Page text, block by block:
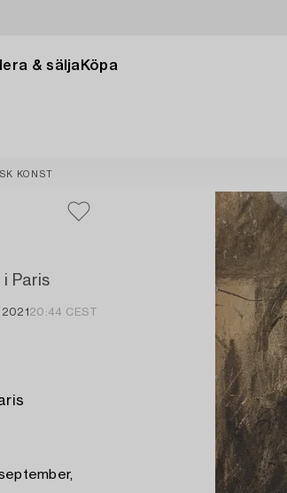
& sälja Köpa
KONST
Paris
20:44 CEST